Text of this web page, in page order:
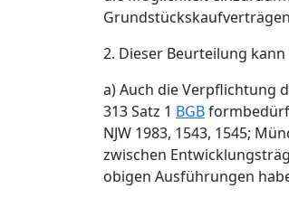
2. Dieser Beurteilung
a) Auch die Verpflichtung
313 Satz 1 BGB
NJW 1983, 1543, 1545;
zwischen
obigen Ausführungen